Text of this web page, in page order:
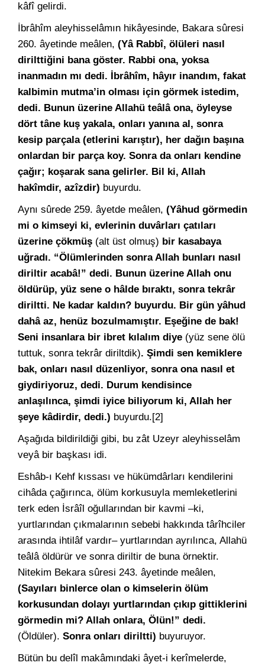
kâfî gelirdi.
İbrâhîm aleyhisselâmın hikâyesinde, Bakara sûresi
260. âyetinde meâlen, (Yâ Rabbî, ölüleri nasıl
dirilttiğini bana göster. Rabbi ona, yoksa
inanmadın mı dedi. İbrâhîm, hâyır inandım, fakat
kalbimin mutma’in olması için görmek istedim,
dedi. Bunun üzerine Allahü teâlâ ona, öyleyse
dört tâne kuş yakala, onları yanına al, sonra
kesip parçala (etlerini karıştır), her dağın başına
onlardan bir parça koy. Sonra da onları kendine
çağır; koşarak sana gelirler. Bil ki, Allah
hakîmdir, azîzdir) buyurdu.
Aynı sûrede 259. âyetde meâlen, (Yâhud görmedin
mi o kimseyi ki, evlerinin duvârları çatıları
üzerine çökmüş (alt üst olmuş) bir kasabaya
uğradı. “Ölümlerinden sonra Allah bunları nasıl
diriltir acabâ!” dedi. Bunun üzerine Allah onu
öldürüp, yüz sene o hâlde bıraktı, sonra tekrâr
diriltti. Ne kadar kaldın? buyurdu. Bir gün yâhud
dahâ az, henüz bozulmamıştır. Eşeğine de bak!
Seni insanlara bir ibret kılalım diye (yüz sene ölü
tuttuk, sonra tekrâr diriltdik). Şimdi sen kemiklere
bak, onları nasıl düzenliyor, sonra ona nasıl et
giydiriyoruz, dedi. Durum kendisince
anlaşılınca, şimdi iyice biliyorum ki, Allah her
şeye kâdirdir, dedi.) buyurdu.[2]
Aşağıda bildirildiği gibi, bu zât Uzeyr aleyhisselâm
veyâ bir başkası idi.
Eshâb-ı Kehf kıssası ve hükümdârları kendilerini
cihâda çağırınca, ölüm korkusuyla memleketlerini
terk eden İsrâîl oğullarından bir kavmi –ki,
yurtlarından çıkmalarının sebebi hakkında târîhciler
arasında ihtilâf vardır– yurtlarından ayrılınca, Allahü
teâlâ öldürür ve sonra diriltir de buna örnektir.
Nitekim Bekara sûresi 243. âyetinde meâlen,
(Sayıları binlerce olan o kimselerin ölüm
korkusundan dolayı yurtlarından çıkıp gittiklerini
görmedin mi? Allah onlara, Ölün!” dedi.
(Öldüler). Sonra onları diriltti) buyuruyor.
Bütün bu delîl makâmındaki âyet-i kerîmelerde,